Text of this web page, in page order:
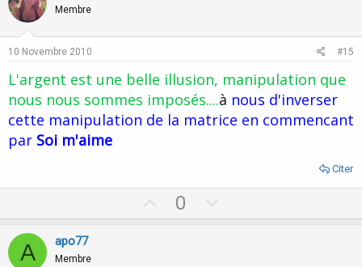
t
v
e
Membre
10 Novembre 2010 #15
L'argent est une belle illusion, manipulation que
nous nous sommes imposés....à nous d'inverser
cette manipulation de la matrice en commencant
par Soi m'aime
Citer
p
0
o
A apo77
Membre